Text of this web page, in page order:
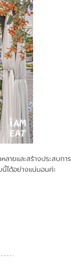
ยและสร้างประสบกา
ได้อย่างแน่นอนค่ะ